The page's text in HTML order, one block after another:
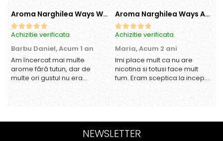
Aroma Narghilea Ways World Trade Center - Piersica cu Ice Tea, 200gr
Achizitie verificata
Barbu Daniel,Acum 1 an
Am încercat mai multe
arome fără tutun, dar de
multe ori gustul nu era
sesiunii. Chiar dacă nu
conține tutun, senzația este la
Aroma Narghilea Ways Amore - Banana, Ananas si Menta, 200gr
Achizitie verificata
Maria,Acum 2 ani
Imi place mult ca nu are
nicotina si totusi face mult
fum. Eram sceptica la inceput,
camera de tutun sau tigara.
NEWSLETTER